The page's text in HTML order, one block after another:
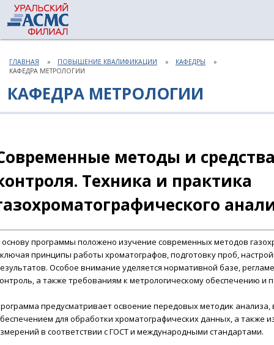
ГЛАВНАЯ ПОВЫШЕНИЕ КВАЛИФИКАЦИИ
КАФЕДРЫ
КАФЕДРА МЕТРОЛОГИИ
КАФЕДРА МЕТРОЛОГИИ
методы и
Техника и практика
основу программы положено изучение современных методов
принципы работы хроматографов, подготовку проб,
Особое внимание уделяется нормативной базе,
а также требованиям к метрологическому обеспечению и
предусматривает освоение передовых методик
для обработки хроматографических данных, а также
в соответствии с ГОСТ и международными стандартами.